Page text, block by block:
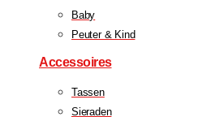
Baby
Peuter & Kind
Accessoires
Tassen
Sieraden